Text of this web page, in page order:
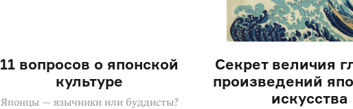
11 вопросов о японской
культуре
Японцы — язычники или буддисты?
Секрет величия
произведений
искусства